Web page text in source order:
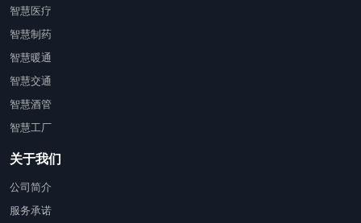
智慧医疗
智慧制药
智慧暖通
智慧交通
智慧酒管
智慧工厂
关于我们
公司简介
服务承诺